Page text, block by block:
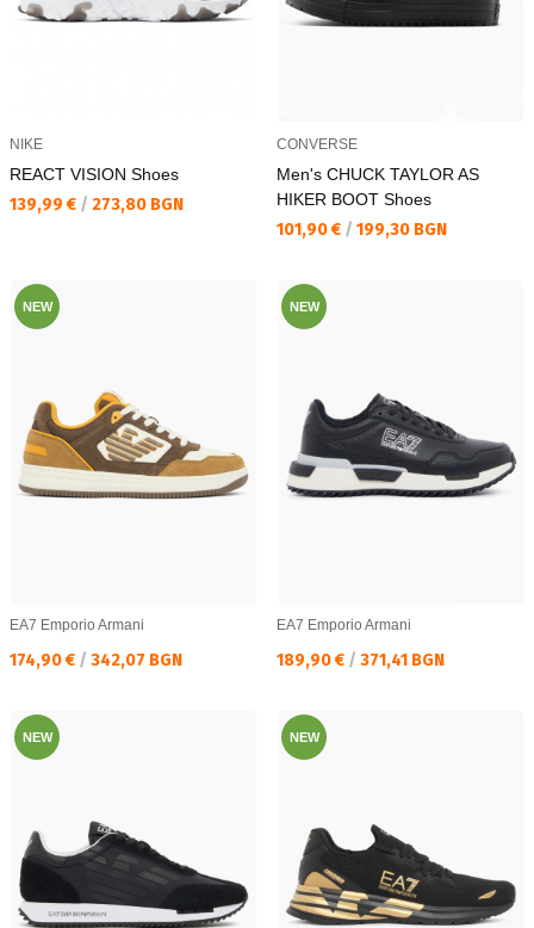
NIKE
REACT VISION Shoes
Текуща цена:
139,99 € / 273,80 BGN
CONVERSE
Men's CHUCK TAYLOR AS
HIKER BOOT Shoes
Текуща цена:
101,90 € / 199,30 BGN
NEW
EA7 Emporio Armani
Текуща цена:
174,90 € / 342,07 BGN
NEW
EA7 Emporio Armani
Текуща цена:
189,90 € / 371,41 BGN
NEW NEW